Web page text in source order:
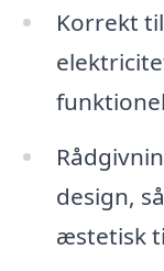
Korrekt
design,
æstetisk